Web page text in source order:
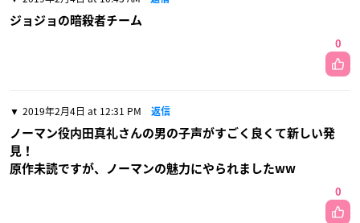
ジョジョの暗殺者チーム
0
2019年2月4日 at 12:31 PM 返信
ノーマン役内田真礼さんの男の子声がすごく良くて新しい発
見！
原作未読ですが、ノーマンの魅力にやられましたww
0